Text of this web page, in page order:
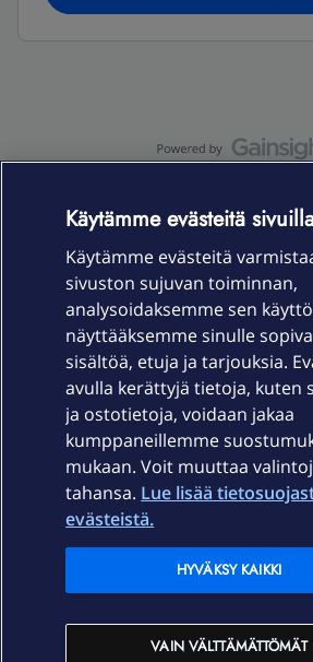
Laitteet & liittymät
Palvelut
Ajankohtaista
Elisa Oyj
In English
Käytämme evästeitä
Käytämme evästeitä
sivuston sujuvan toiminnan,
analysoidaksemme sen
näyttääksemme sinulle
sisältöä, etuja ja tarjouksia.
avulla kerättyjä tietoja, kuten
ja ostotietoja, voidaan jakaa
kumppaneillemme
mukaan. Voit muuttaa
tahansa. Lue lisää
evästeistä.
VAIN VÄLTTÄMÄTTÖMÄT
HYVÄKSY KAIKKI